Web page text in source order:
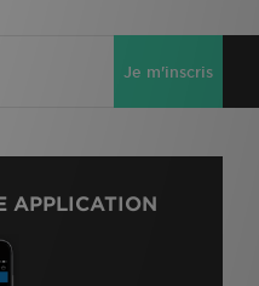
Je m'inscris
APPLICATION